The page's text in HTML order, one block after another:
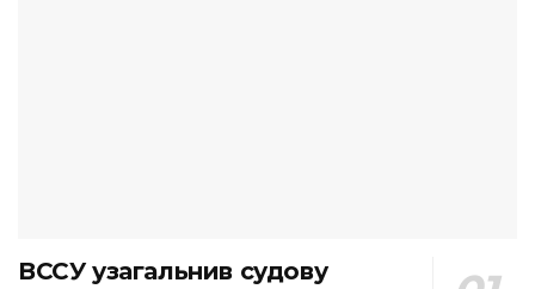
ВССУ узагальнив судову